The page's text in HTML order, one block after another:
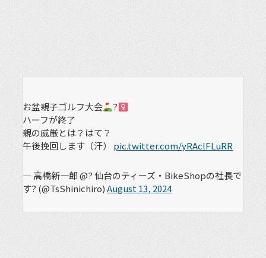
お盆親子ゴルフ大会
?
ハーフが終了
親の威厳とは？はて？
午後挽回します（汗） pic.twitter.com/yRAclFLuRR
— 高橋新一郎 @? 仙台のティーズ・BikeShopの社長で
す? (@TsShinichiro)August 13, 2024